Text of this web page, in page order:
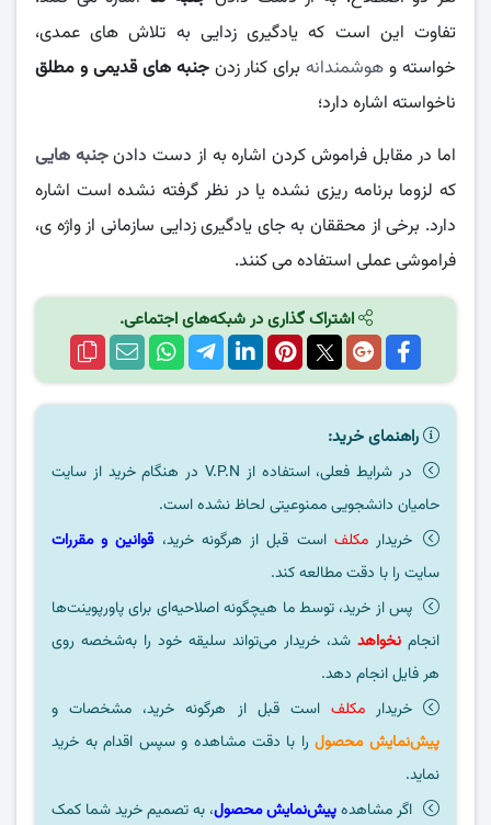
تفاوت این است که یادگیری زدایی به تلاش های عمدی،
خواسته و هوشمندانهبرای کنار زدنجنبه های قدیمی و مطلق
ناخواسته اشاره دارد؛
اما در مقابل فراموش کردن اشاره به از دست دادنجنبه هایی
که لزوما برنامه ریزی نشده یا در نظر گرفته نشده است اشاره
دارد. برخی از محققان به جای یادگیری زدایی سازمانی از واژه ی،
فراموشی عملی استفاده می کنند.
اشتراک گذاری در شبکه‌های اجتماعی.
راهنمای خرید:
در شرایط فعلی، استفاده از V.P.N در هنگام خرید از سایت
حامیان دانشجویی ممنوعیتی لحاظ نشده است.
خریدارمکلف است قبل از هرگونه خرید،قوانین و مقررات
سایت را با دقت مطالعه کند.
پس از خرید، توسط ما هیچگونه اصلاحیه‌ای برای پاورپوینت‌ها
انجام نخواهد شد، خریدار می‌تواند سلیقه خود را به‌شخصه روی
هر فایل انجام دهد.
خریدارمکلف است قبل از هرگونه خرید، مشخصات و
پیش‌نمایش محصولرا با دقت مشاهده و سپس اقدام به خرید
نماید.
اگر مشاهدهپیش‌نمایش محصول، به تصمیم خرید شما کمک